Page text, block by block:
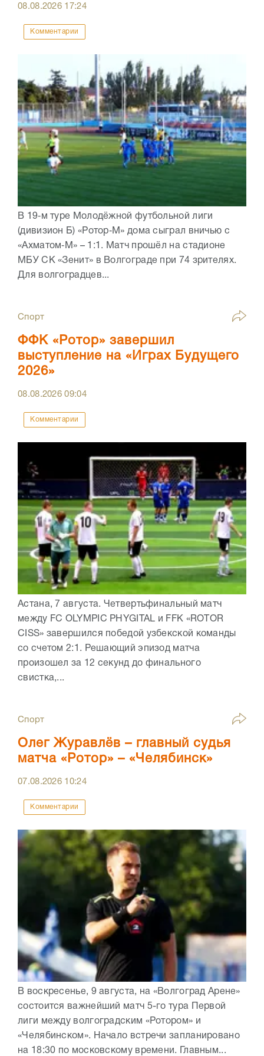
08.08.2026 17:24
Комментарии
В 19‑м туре Молодёжной футбольной лиги
(дивизион Б) «Ротор‑М» дома сыграл вничью с
«Ахматом‑М» – 1:1. Матч прошёл на стадионе
МБУ СК «Зенит» в Волгограде при 74 зрителях.
Для волгоградцев...
Спорт
ФФК «Ротор» завершил
выступление на «Играх Будущего
2026»
08.08.202609:04
Комментарии
Астана, 7 августа. Четвертьфинальный матч
между FC OLYMPIC PHYGITAL и FFK «ROTOR
CISS» завершился победой узбекской команды
со счетом 2:1. Решающий эпизод матча
произошел за 12 секунд до финального
свистка,...
Спорт
Олег Журавлёв – главный судья
матча «Ротор» – «Челябинск»
07.08.2026 10:24
Комментарии
В воскресенье, 9 августа, на «Волгоград Арене»
состоится важнейший матч 5-го тура Первой
лиги между волгоградским «Ротором» и
«Челябинском». Начало встречи запланировано
на 18:30 по московскому времени. Главным...